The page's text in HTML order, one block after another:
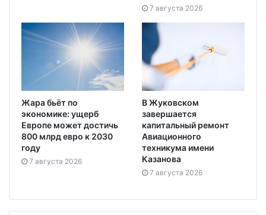
7 августа 2026
Жара бьёт по
экономике: ущерб
Европе может достичь
800 млрд евро к 2030
году
7 августа 2026
В Жуковском
завершается
капитальный ремонт
Авиационного
техникума имени
Казанова
7 августа 2026